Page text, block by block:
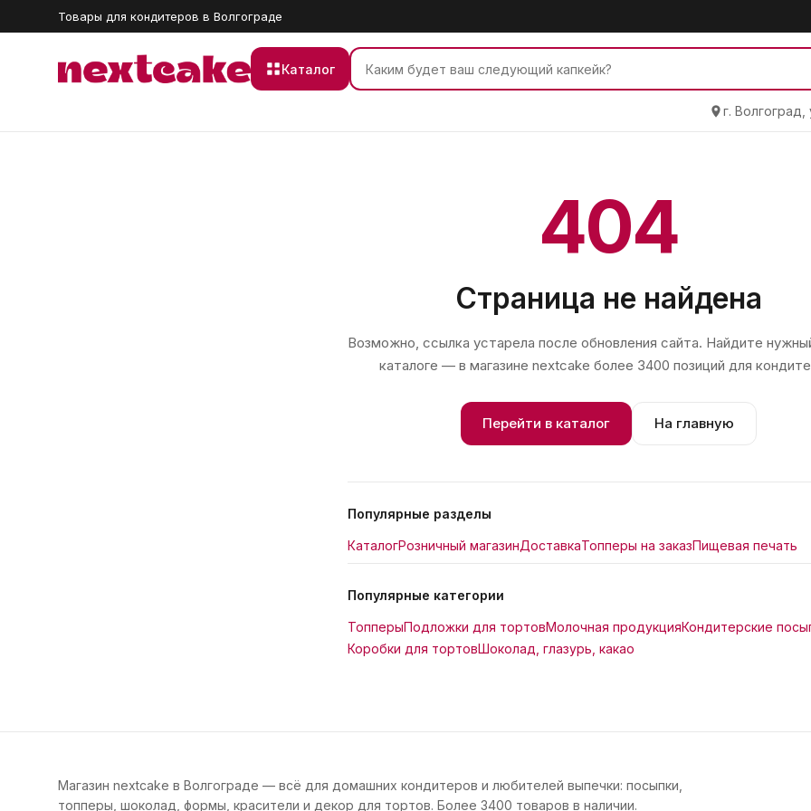
Товары для кондитеров в Волгограде
Каталог
г.
404
Страница не найдена
Возможно, ссылка устарела после обновления сайта. Найдите
каталоге — в магазине nextcake более 3400 позиций для
Перейти в каталог На главную
Популярные разделы
КаталогРозничный магазинДоставкаТопперы на заказПищевая печать
Популярные категории
ТопперыПодложки для тортовМолочная продукцияКондитерские
Коробки для тортовШоколад, глазурь, какао
Магазин nextcake в Волгограде — всё для домашних кондитеров и любителей выпечки: посыпки,
топперы, шоколад, формы, красители и декор для тортов. Более 3400 товаров в наличии.